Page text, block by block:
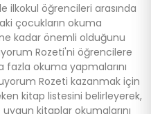
ilkokul öğrencileri arasında
çocukların okuma
ne kadar önemli olduğunu
Rozeti'ni öğrencilere
fazla okuma yapmalarını
Rozeti kazanmak için
kitap listesini belirleyerek,
kitaplar okumalarını